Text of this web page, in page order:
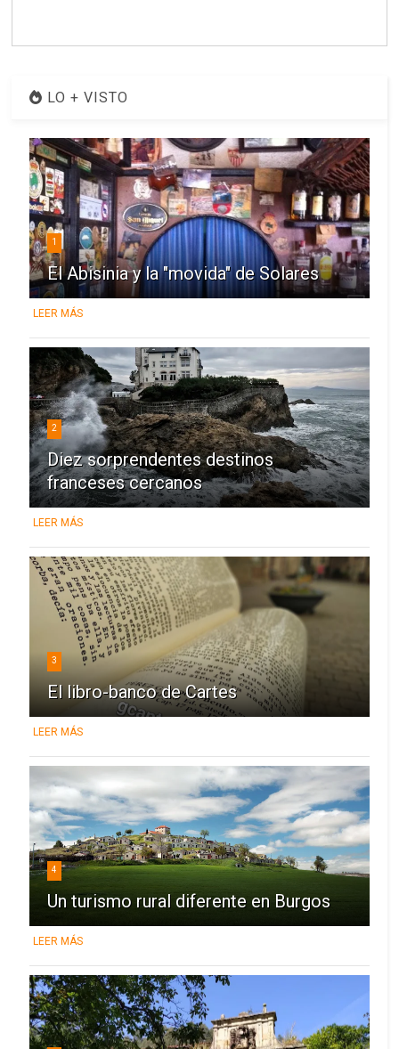
LO + VISTO
1
El Abisinia y la "movida" de Solares
LEER MÁS
2
Diez sorprendentes destinos
franceses cercanos
LEER MÁS
3
El libro-banco de Cartes
LEER MÁS
4
Un turismo rural diferente en Burgos
LEER MÁS